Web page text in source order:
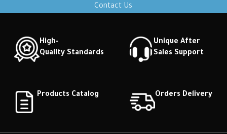
Contact Us
High-
Quality Standards
Unique After
Sales Support
Products Catalog Orders Delivery